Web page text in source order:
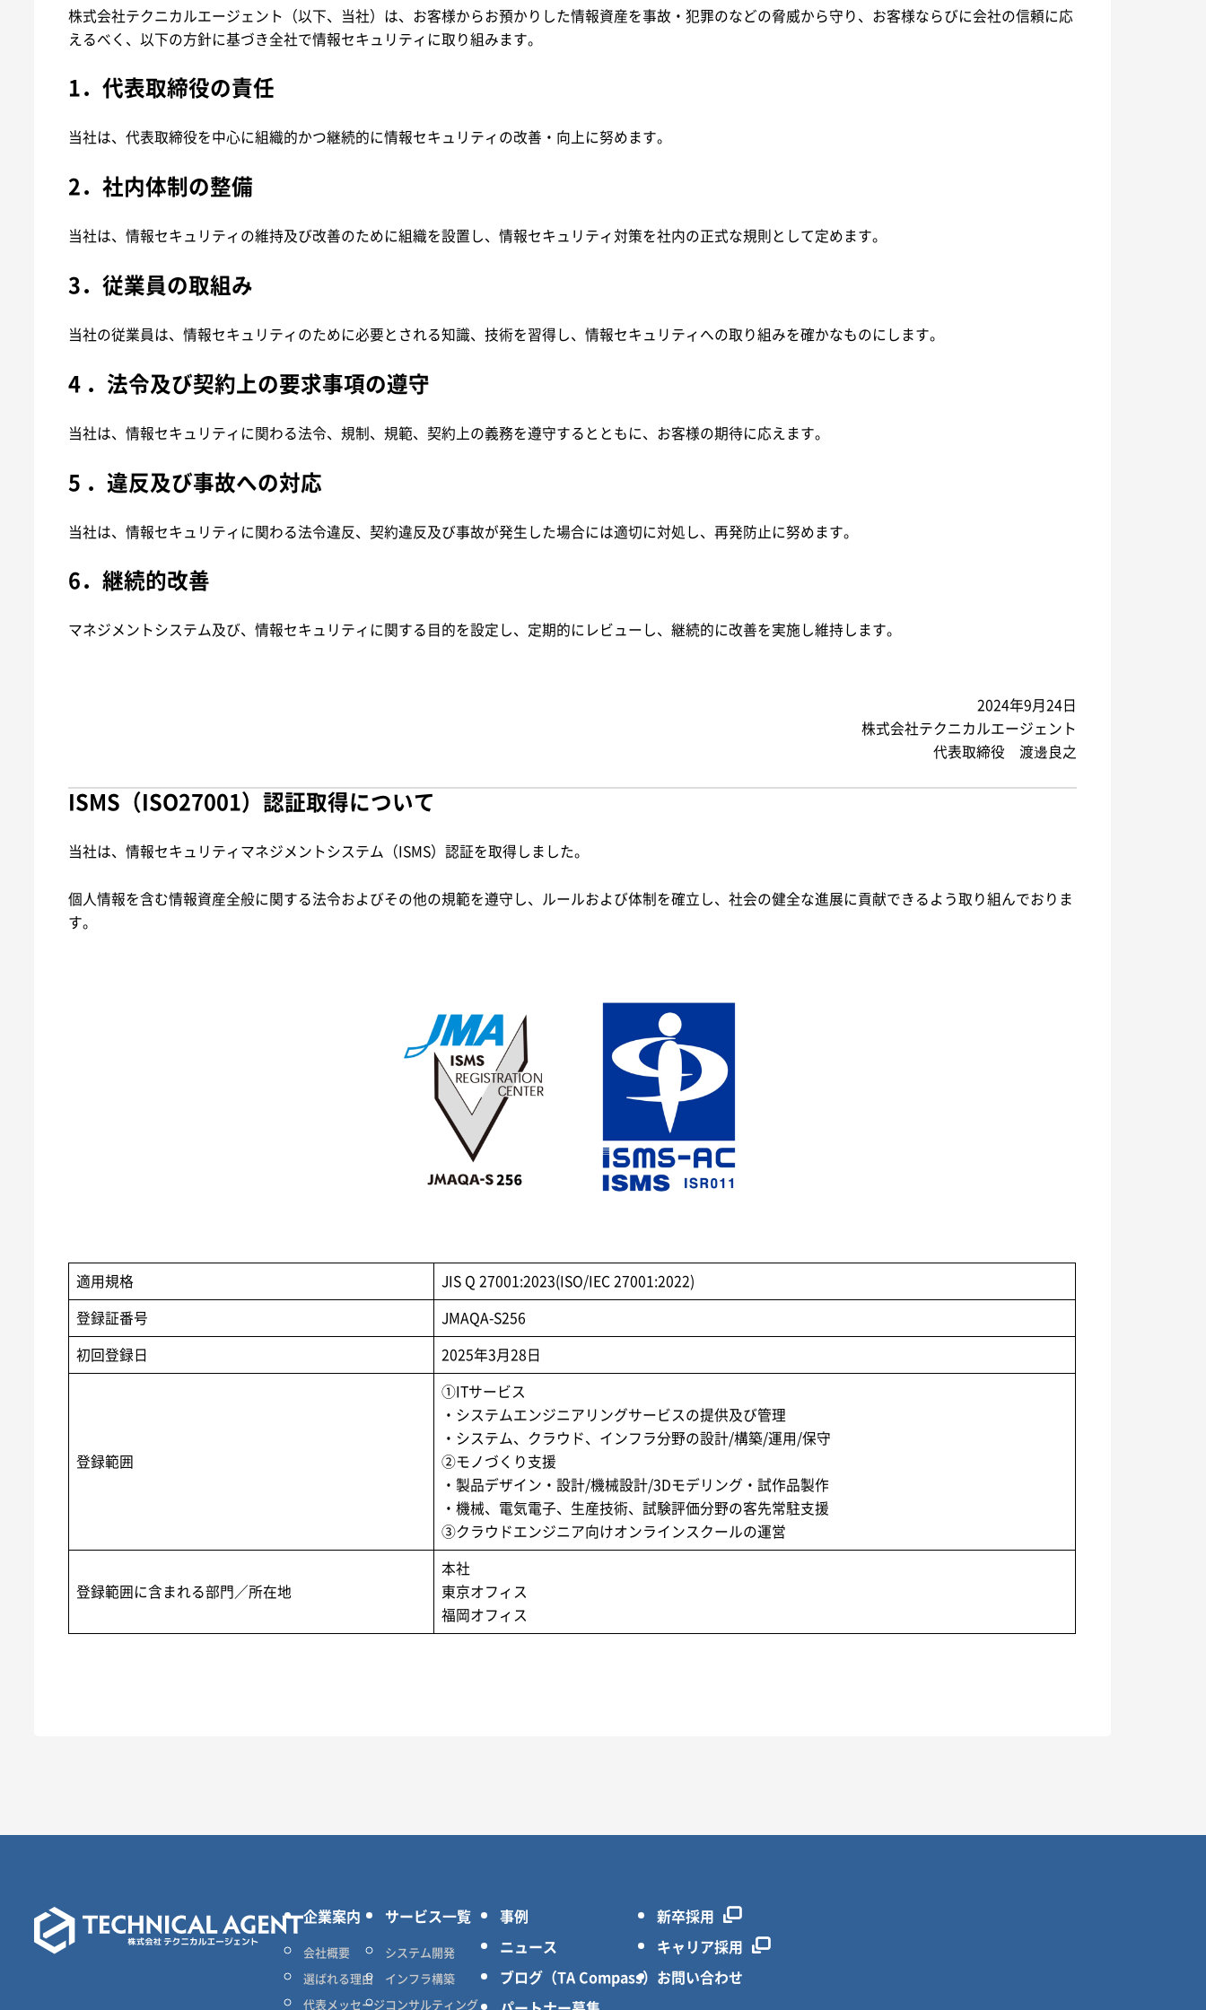
株式会社テクニカルエージェント（以下、当社）は、お客様からお預かりした情報資産を事故・犯罪のなどの脅威から守り、お客様ならびに会社の信頼に応
えるべく、以下の方針に基づき全社で情報セキュリティに取り組みます。
1．代表取締役の責任
当社は、代表取締役を中心に組織的かつ継続的に情報セキュリティの改善・向上に努めます。
2．社内体制の整備
当社は、情報セキュリティの維持及び改善のために組織を設置し、情報セキュリティ対策を社内の正式な規則として定めます。
3．従業員の取組み
当社の従業員は、情報セキュリティのために必要とされる知識、技術を習得し、情報セキュリティへの取り組みを確かなものにします。
4 ．法令及び契約上の要求事項の遵守
当社は、情報セキュリティに関わる法令、規制、規範、契約上の義務を遵守するとともに、お客様の期待に応えます。
5 ．違反及び事故への対応
当社は、情報セキュリティに関わる法令違反、契約違反及び事故が発生した場合には適切に対処し、再発防止に努めます。
6．継続的改善
マネジメントシステム及び、情報セキュリティに関する目的を設定し、定期的にレビューし、継続的に改善を実施し維持します。
2024年9月24日
株式会社テクニカルエージェント
代表取締役 渡邊良之
ISMS（ISO27001）認証取得について
当社は、情報セキュリティマネジメントシステム（ISMS）認証を取得しました。
個人情報を含む情報資産全般に関する法令およびその他の規範を遵守し、ルールおよび体制を確立し、社会の健全な進展に貢献できるよう取り組んでおりま
す。
適用規格
JIS Q 27001:2023(ISO/IEC 27001:2022)
登録証番号
JMAQA-S256
初回登録日
2025年3月28日
登録範囲
①ITサービス
・システムエンジニアリングサービスの提供及び管理
・システム、クラウド、インフラ分野の設計/構築/運用/保守
②モノづくり支援
・製品デザイン・設計/機械設計/3Dモデリング・試作品製作
・機械、電気電子、生産技術、試験評価分野の客先常駐支援
③クラウドエンジニア向けオンラインスクールの運営
登録範囲に含まれる部門／所在地
本社
東京オフィス
福岡オフィス
企業案内
会社概要
選ばれる理由
代表メッセージ
サービス一覧
システム開発
インフラ構築
コンサルティング
事例
ニュース
ブログ（TA Compass）
新卒採用
キャリア採用
お問い合わせ